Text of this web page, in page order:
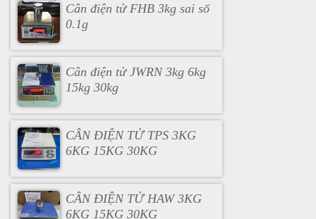
Cân điện tử FHB 3kg sai số
0.1g
Cân điện tử JWRN 3kg 6kg
15kg 30kg
CÂN ĐIỆN TỬ TPS 3KG
6KG 15KG 30KG
CÂN ĐIỆN TỬ HAW 3KG
6KG 15KG 30KG